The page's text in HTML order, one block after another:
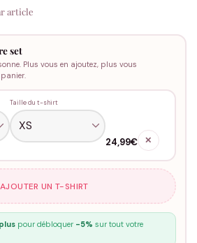
article
set
Plus vous en ajoutez, plus vous
Taille du t-shirt
24,99€ ✕
UN T-SHIRT
pour débloquer -5% sur tout votre